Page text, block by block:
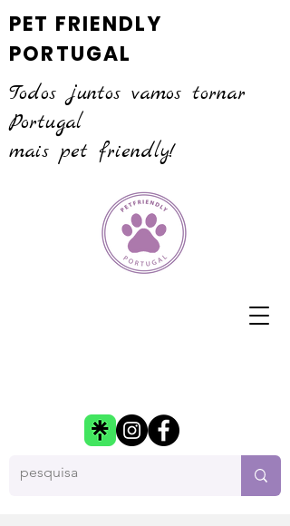
PET FRIENDLY
PORTUGAL
Todos juntos vamos tornar
Portugal
mais pet friendly!